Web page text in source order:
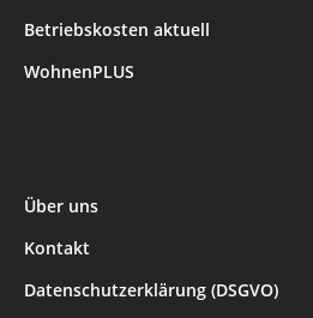
Betriebskosten aktuell
WohnenPLUS
Über uns
Kontakt
Datenschutzerklärung (DSGVO)